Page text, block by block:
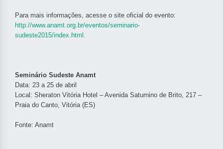
Para mais informações, acesse o site oficial do evento:
http://www.anamt.org.br/eventos/seminario-
sudeste2015/index.html.
Seminário Sudeste Anamt
Data: 23 a 25 de abril
Local: Sheraton Vitória Hotel – Avenida Saturnino de Brito, 217 –
Praia do Canto, Vitória (ES)
Fonte: Anamt